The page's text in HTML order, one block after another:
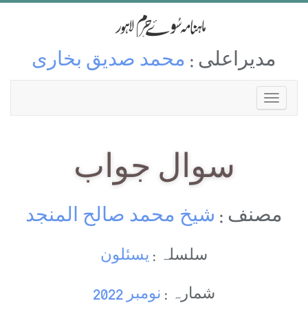
مدیراعلی : محمد صدیق بخاری
سوال جواب
مصنف : شیخ محمد صالح المنجد
سلسلہ :یسئلون
شمارہ : نومبر 2022